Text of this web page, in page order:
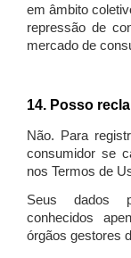
em âmbito
repressão de
mercado de
14. Posso
Não. Para
consumidor se
nos Termos de
Seus dados
conhecidos
órgãos gestores